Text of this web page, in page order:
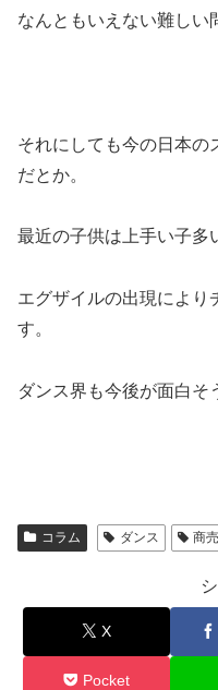
なんともいえない難しい
それにしても今の日本の
だとか。
最近の子供は上手い子多
エグザイルの出現により
す。
ダンス界も今後が面白そ
コラム ダンス 商売
X
Pocket